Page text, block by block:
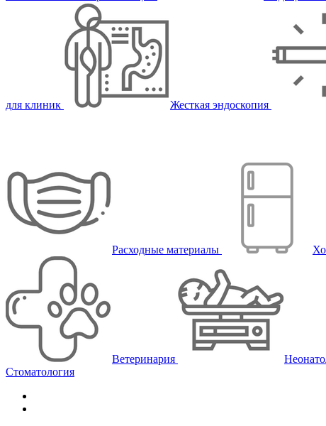
для клиник Жесткая эндоскопия
Расходные материалы
Ветеринария
Стоматология